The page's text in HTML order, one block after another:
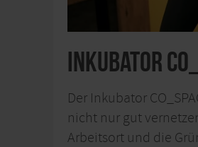
Inkubator
Der Inkubator
nicht nur gut
Arbeitsort und die